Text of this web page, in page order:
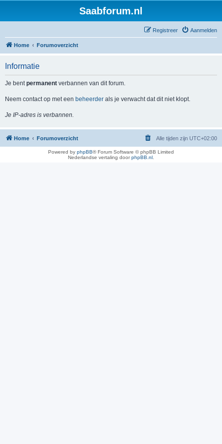
Saabforum.nl
Aanmelden
Registreer
Home Forumoverzicht
Informatie
Je bentpermanent verbannen van dit forum.
Neem contact op met een beheerder als je verwacht dat dit niet klopt.
Je IP-adres is verbannen.
Home Forumoverzicht Alle tijden zijn UTC+02:00
Powered by phpBB® Forum Software © phpBB Limited
Nederlandse vertaling doorphpBB.nl